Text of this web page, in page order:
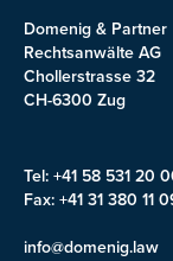
Domenig & Partner
Rechtsanwälte AG
Chollerstrasse 32
CH-6300 Zug
Tel: +41 58 531 20
Fax: +41 31 380 11
info@domenig.law